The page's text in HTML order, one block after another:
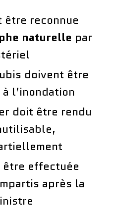
être reconnue
naturelle par
doivent être
l’inondation
doit être rendu
être effectuée
après la